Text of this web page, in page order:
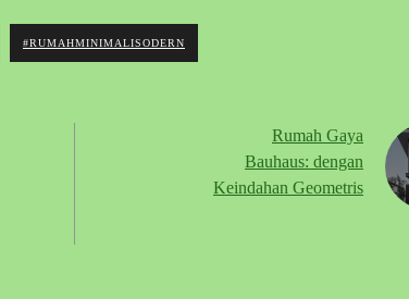
#RUMAHMINIMALISODERN
Rumah Gaya
Bauhaus: dengan
Keindahan Geometris